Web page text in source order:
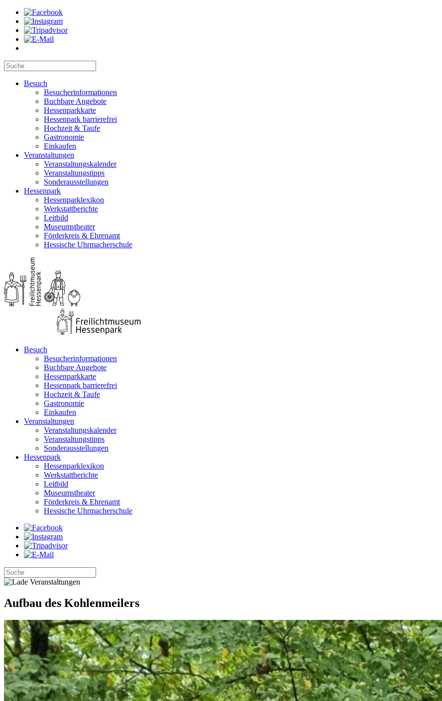
Besuch
Besucherinformationen
Buchbare Angebote
Hessenparkkarte
Hessenpark barrierefrei
Hochzeit & Taufe
Gastronomie
Einkaufen
Veranstaltungen
Veranstaltungskalender
Veranstaltungstipps
Sonderausstellungen
Hessenpark
Hessenparklexikon
Werkstattberichte
Leitbild
Museumstheater
Förderkreis & Ehrenamt
Hessische Uhrmacherschule
Besuch
Besucherinformationen
Buchbare Angebote
Hessenparkkarte
Hessenpark barrierefrei
Hochzeit & Taufe
Gastronomie
Einkaufen
Veranstaltungen
Veranstaltungskalender
Veranstaltungstipps
Sonderausstellungen
Hessenpark
Hessenparklexikon
Werkstattberichte
Leitbild
Museumstheater
Förderkreis & Ehrenamt
Hessische Uhrmacherschule
Aufbau des Kohlenmeilers